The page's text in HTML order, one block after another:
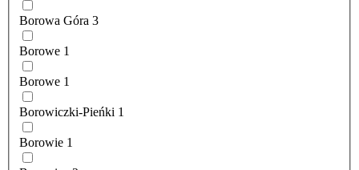
Borowa Góra 3
Borowe 1
Borowe 1
Borowiczki-Pieńki 1
Borowie 1